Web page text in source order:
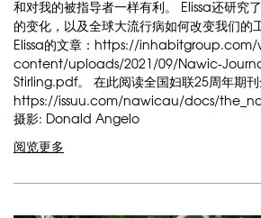
和对我的被指导者一样有利。 Elissa还研究
的变化，以及全球大流行病如何改变我们的
Elissa的文章：https://
content/uploads/2021/09/Nawic-
Stirling.pdf。 在此阅读全国妇联25周年期刊
https://issuu.com/nawicau/docs/
摄影: Donald Angelo
阅览更多